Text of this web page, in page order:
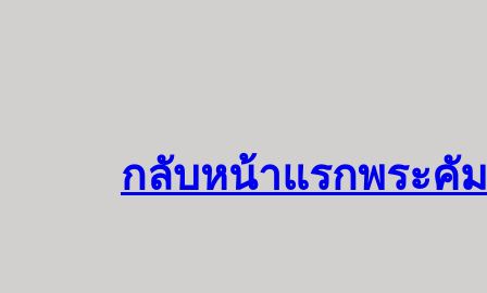
กลับหน้าแรกพระคั